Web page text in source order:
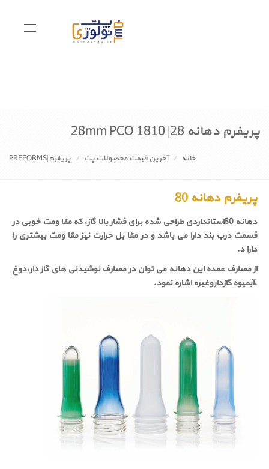
Toggle
پریفرم دهانه 28| 28mm PCO 1810
خانه آخرین قیمت محصولات پت پریفرم|PREFORMS
پریفرم دهانه 80
دهانه 80استانداردی طراحی شده برای فشار بالا گاز، که مقا ومت خوبی در
قسمت درب بند دارا می باشد و در مقا بل حرارت نیز مقا ومت بیشتری را
دارا د.
از مصارف عمده این دهانه می توان در مصارف نوشیدنی های گاز دار،دوغ
،آبمیوه گازداروغیره اشاره نمود.